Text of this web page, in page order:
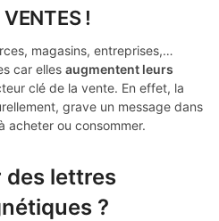
!
magasins, entreprises,…
car elles augmentent leurs
clé de la vente. En effet, la
grave un message dans
acheter ou consommer.
des lettres
?